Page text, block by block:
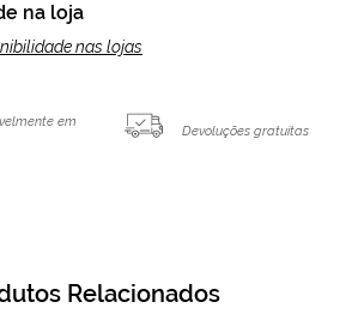
na loja
nas lojas
em
Devoluções gratuitas
Relacionados